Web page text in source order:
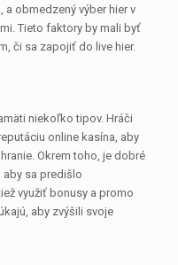
obmedzený výber hier v
Tieto faktory by mali byť
či sa zapojiť do live hier.
niekoľko tipov. Hráči
online kasína, aby
Okrem toho, je dobré
sa predišlo
využiť bonusy a promo
aby zvýšili svoje